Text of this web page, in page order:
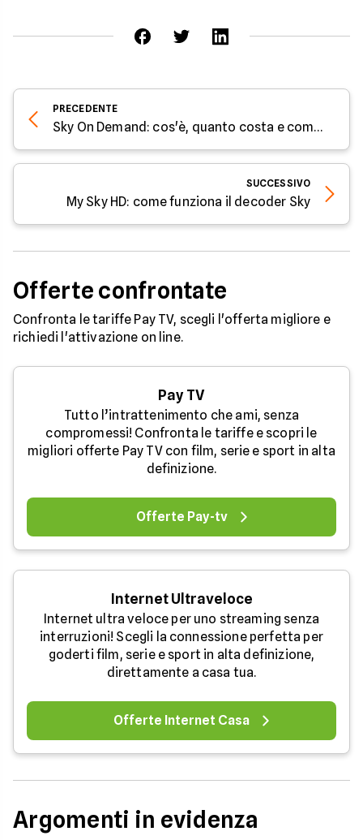
PRECEDENTE
Sky On Demand: cos'è, quanto costa e come funziona
SUCCESSIVO
My Sky HD: come funziona il decoder Sky
Offerte confrontate
Confronta le tariffe Pay TV, scegli l'offerta migliore e
richiedi l'attivazione on line.
Pay TV
Tutto l’intrattenimento che ami, senza
compromessi! Confronta le tariffe e scopri le
migliori offerte Pay TV con film, serie e sport in alta
definizione.
Offerte Pay-tv
Internet Ultraveloce
Internet ultra veloce per uno streaming senza
interruzioni! Scegli la connessione perfetta per
goderti film, serie e sport in alta definizione,
direttamente a casa tua.
Offerte Internet Casa
Argomenti in evidenza